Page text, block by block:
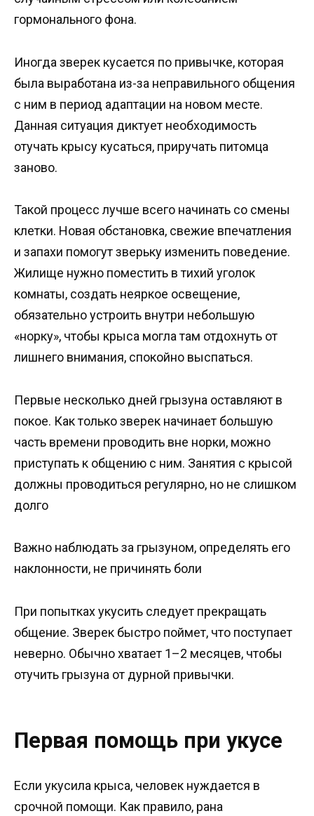
гормонального фона.
Иногда зверек кусается по привычке, которая
была выработана из-за неправильного общения
с ним в период адаптации на новом месте.
Данная ситуация диктует необходимость
отучать крысу кусаться, приручать питомца
заново.
Такой процесс лучше всего начинать со смены
клетки. Новая обстановка, свежие впечатления
и запахи помогут зверьку изменить поведение.
Жилище нужно поместить в тихий уголок
комнаты, создать неяркое освещение,
обязательно устроить внутри небольшую
«норку», чтобы крыса могла там отдохнуть от
лишнего внимания, спокойно выспаться.
Первые несколько дней грызуна оставляют в
покое. Как только зверек начинает большую
часть времени проводить вне норки, можно
приступать к общению с ним. Занятия с крысой
должны проводиться регулярно, но не слишком
долго
Важно наблюдать за грызуном, определять его
наклонности, не причинять боли
При попытках укусить следует прекращать
общение. Зверек быстро поймет, что поступает
неверно. Обычно хватает 1–2 месяцев, чтобы
отучить грызуна от дурной привычки.
Первая помощь при укусе
Если укусила крыса, человек нуждается в
срочной помощи. Как правило, рана